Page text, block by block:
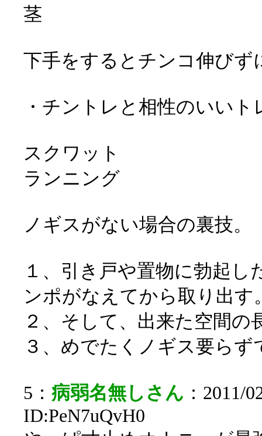
茎
下手をするとチンコ伸びず
・チントレと相性のいいト
スクワット
ランニング
ノギスがない場合の裏技。
１、引き戸や置物に勃起
ンポがなえてから取り出す
２、そして、出来た空間の
３、めでたくノギス要らず
5： 病弱名無しさん ：2011/
ID:PeN7uQvH0